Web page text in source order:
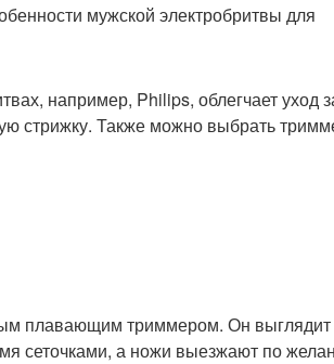
например, Philips, облегчает уход
стрижку. Также можно выбрать
плавающим триммером. Он
сеточками, а ножи выезжают по